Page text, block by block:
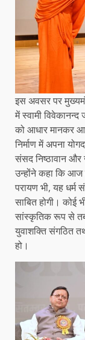
इस अवसर पर
में स्वामी विवेकानन्द
को आधार मानकर
निर्माण में अपना
संसद निष्ठावान और
उन्होंने कहा कि आज
परायण भी, यह धर्म
साबित होगी। कोई
सांस्कृतिक रूप से
युवाशक्ति संगठित
हो।